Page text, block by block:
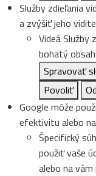
Služby zdieľania
a zvýšiť jeho
VideáSlužby
bohatý
Spravovať
Povoliť
Google môže
efektivitu alebo
Špecifický
použiť vaše
alebo na